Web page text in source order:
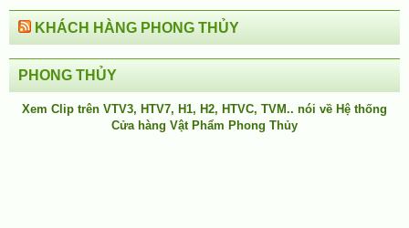
KHÁCH HÀNG PHONG THỦY
PHONG THỦY
Xem Clip trên VTV3, HTV7, H1, H2, HTVC, TVM.. nói về Hệ thống
Cửa hàng Vật Phẩm Phong Thủy